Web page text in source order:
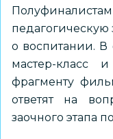
педагогическую
о воспитании. В
мастер-класс
фрагменту
ответят на
заочного этапа